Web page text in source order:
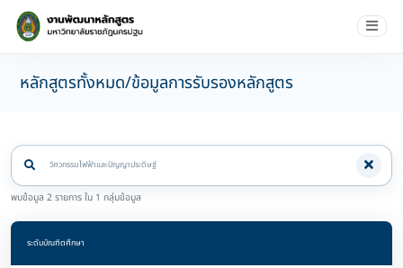
หลักสูตรทั้งหมด/ข้อมูลการรับรองหลักสูตร
พบข้อมูล 2 รายการ ใน 1 กลุ่มข้อมูล
ระดับบัณฑิตศึกษา